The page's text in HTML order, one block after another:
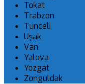
Tokat
Trabzon
Tunceli
Uşak
Van
Yalova
Yozgat
Zonguldak